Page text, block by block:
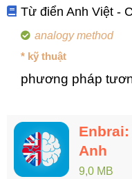
Từ điển Anh Việt -
analogy method
* kỹ thuật
phương pháp
Anh
9,0 MB